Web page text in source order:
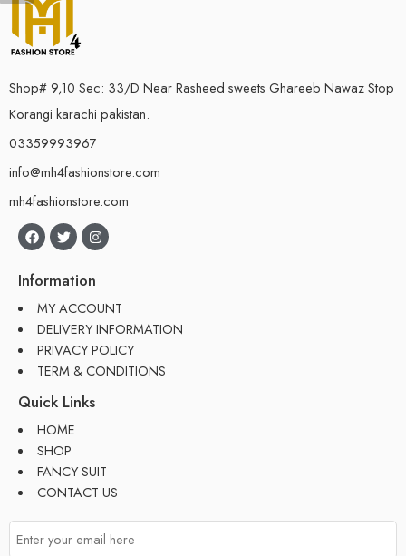
Shop# 9,10 Sec: 33/D Near Rasheed sweets Ghareeb Nawaz Stop
Korangi karachi pakistan.
03359993967
info@mh4fashionstore.com
mh4fashionstore.com
Information
MY ACCOUNT
DELIVERY INFORMATION
PRIVACY POLICY
TERM & CONDITIONS
Quick Links
HOME
SHOP
FANCY SUIT
CONTACT US